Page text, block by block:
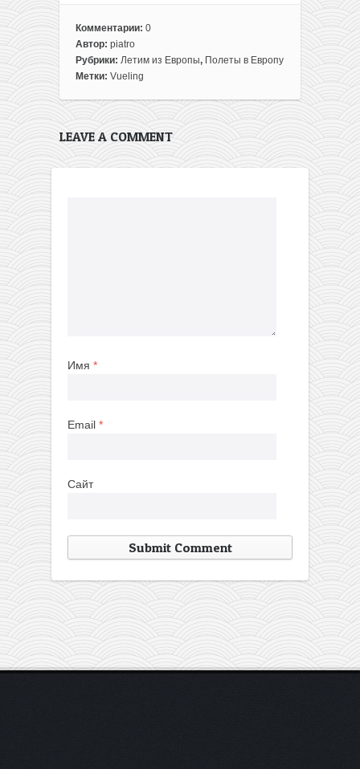
Комментарии: 0
Автор: piatro
Рубрики: Летим из Европы, Полеты в Европу
Метки: Vueling
LEAVE A COMMENT
Имя *
Email *
Сайт